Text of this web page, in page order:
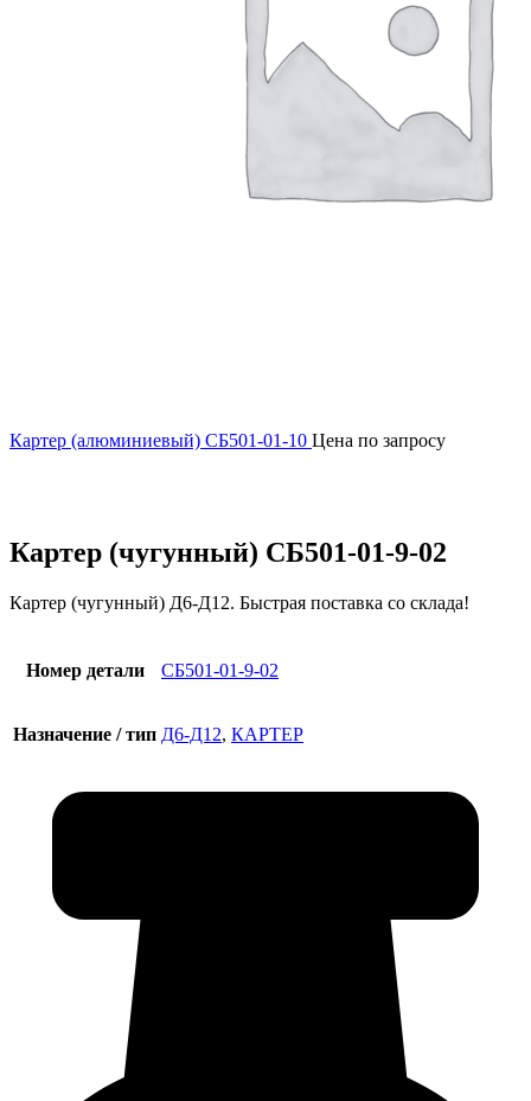
Картер (алюминиевый) СБ501-01-10 Цена по запросу
Картер (чугунный) СБ501-01-9-02
Картер (чугунный) Д6-Д12. Быстрая поставка со склада!
Номер детали СБ501-01-9-02
Назначение / тип Д6-Д12, КАРТЕР